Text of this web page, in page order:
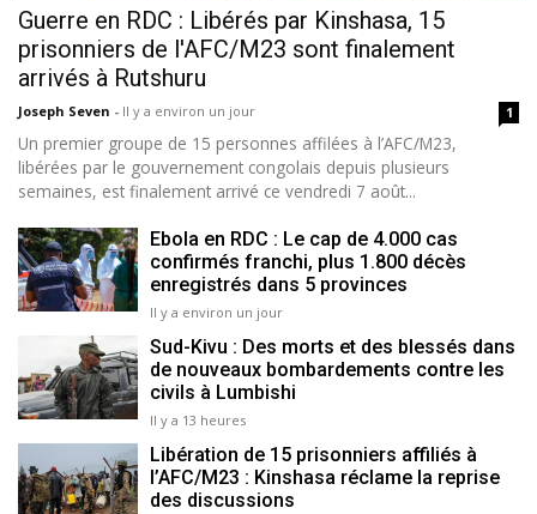
Guerre en RDC : Libérés par Kinshasa, 15
prisonniers de l'AFC/M23 sont finalement
arrivés à Rutshuru
Joseph Seven - Il y a environ un jour 1
Un premier groupe de 15 personnes affilées à l’AFC/M23,
libérées par le gouvernement congolais depuis plusieurs
semaines, est finalement arrivé ce vendredi 7 août...
Ebola en RDC : Le cap de 4.000 cas
confirmés franchi, plus 1.800 décès
enregistrés dans 5 provinces
Il y a environ un jour
Sud-Kivu : Des morts et des blessés dans
de nouveaux bombardements contre les
civils à Lumbishi
Il y a 13 heures
Libération de 15 prisonniers affiliés à
l’AFC/M23 : Kinshasa réclame la reprise
des discussions